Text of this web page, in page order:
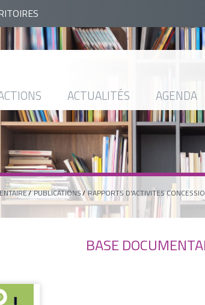
ACTUALITÉS AGENDA
PUBLICATIONS RAPPORTS D'ACTIVITES
BASE